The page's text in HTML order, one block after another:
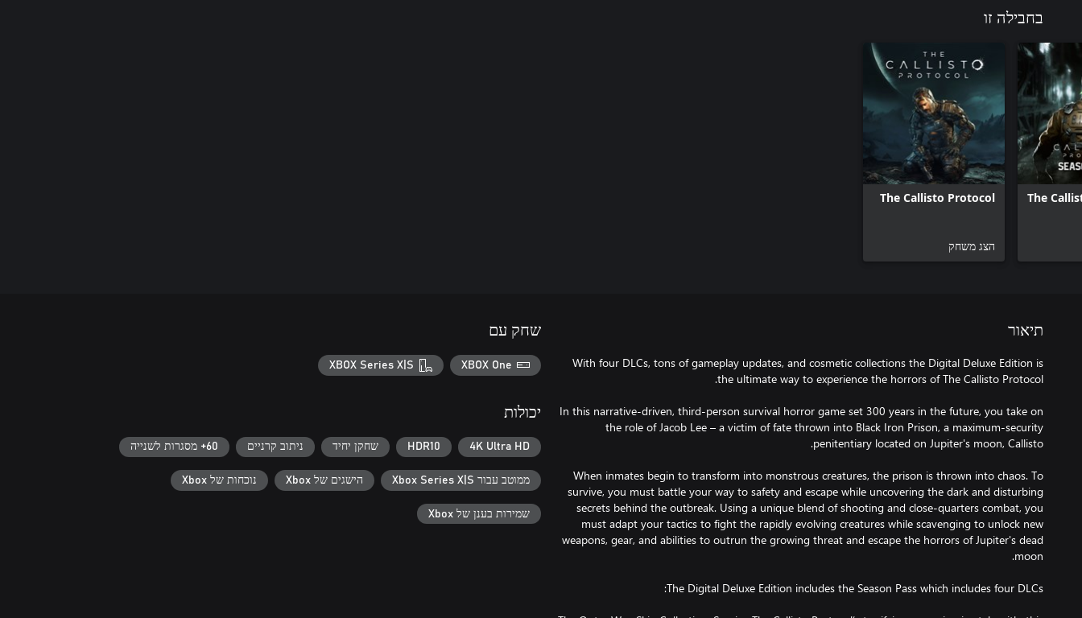
בחבילה זו
The
The Callisto Protocol
הצג משחק
תיאור
With four DLCs, tons of gameplay updates, and cosmetic collections the Digital Deluxe Edition is
In this narrative-driven, third-person survival horror game set 300 years in the future, you take on
the role of Jacob Lee – a victim of fate thrown into Black Iron Prison, a maximum-security
When inmates begin to transform into monstrous creatures, the prison is thrown into chaos. To
survive, you must battle your way to safety and escape while uncovering the dark and disturbing
secrets behind the outbreak. Using a unique blend of shooting and close-quarters combat, you
must adapt your tactics to fight the rapidly evolving creatures while scavenging to unlock new
weapons, gear, and abilities to outrun the growing threat and escape the horrors of Jupiter's dead
שחק עם
XBOX One
XBOX Series X|S
יכולות
4K Ultra HD
HDR10 שחקן יחיד ניתוב קרניים 60+ מסגרות לשנייה
ממוטב עבור Xbox Series X|S הישגים של Xbox נוכחות של Xbox
שמירות בענן של Xbox